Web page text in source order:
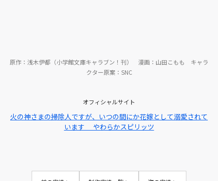
原作：浅木伊都（小学館文庫キャラブン！刊） 漫画：山田こもも キャラ
クター原案：SNC
オフィシャルサイト
火の神さまの掃除人ですが、いつの間にか花嫁として溺愛されて
います やわらかスピリッツ